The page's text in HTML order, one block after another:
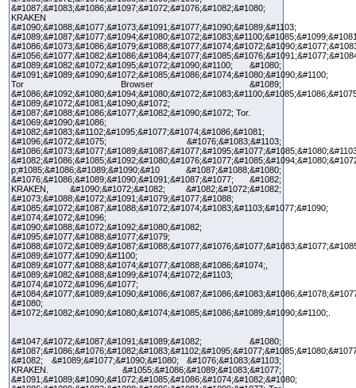
&#1087;&#1083;&#1086;&#1097;&#1072;&#1076;&#1082;&#1080;
KRAKEN
&#1090;&#1088;&#1077;&#1073;&#1091;&#1077;&#1090;&#1089;&#1103;
&#1089;&#1082;&#1072;&#1095;&#1072;&#1090;&#1100; &#1080;
&#1091;&#1089;&#1090;&#1072;&#1085;&#1086;&#1074;&#1080;&#1090;&#1100;
Tor Browser &#1089;
&#1089;&#1072;&#1081;&#1090;&#1072;
&#1087;&#1088;&#1086;&#1077;&#1082;&#1090;&#1072; Tor.
&#1069;&#1090;&#1086;
&#1082;&#1083;&#1102;&#1095;&#1077;&#1074;&#1086;&#1081;
&#1096;&#1072;&#1075; &#1076;&#1083;&#1103;
p;#1085;&#1086;&#1089;&#1090;&#10 &#1087;&#1088;&#1080;
&#1076;&#1086;&#1089;&#1090;&#1091;&#1087;&#1077; &#1082;
KRAKEN, &#1090;&#1072;&#1082; &#1082;&#1072;&#1082;
&#1073;&#1088;&#1072;&#1091;&#1079;&#1077;&#1088;
&#1085;&#1072;&#1087;&#1088;&#1072;&#1074;&#1083;&#1103;&#1077;&#1090;
&#1074;&#1072;&#1096;
&#1090;&#1088;&#1072;&#1092;&#1080;&#1082;
&#1095;&#1077;&#1088;&#1077;&#1079;
&#1089;&#1077;&#1090;&#1100;
&#1089;&#1077;&#1088;&#1074;&#1077;&#1088;&#1086;&#1074;,
&#1089;&#1082;&#1088;&#1099;&#1074;&#1072;&#1103;
&#1074;&#1072;&#1096;&#1077;
&#1080;
&#1072;&#1082;&#1090;&#1080;&#1074;&#1085;&#1086;&#1089;&#1090;&#1100;.
&#1047;&#1072;&#1087;&#1091;&#1089;&#1082; &#1080;
&#1082; &#1089;&#1077;&#1090;&#1080; &#1076;&#1083;&#1103;
KRAKEN. &#1055;&#1086;&#1089;&#1083;&#1077;
&#1091;&#1089;&#1090;&#1072;&#1085;&#1086;&#1074;&#1082;&#1080;